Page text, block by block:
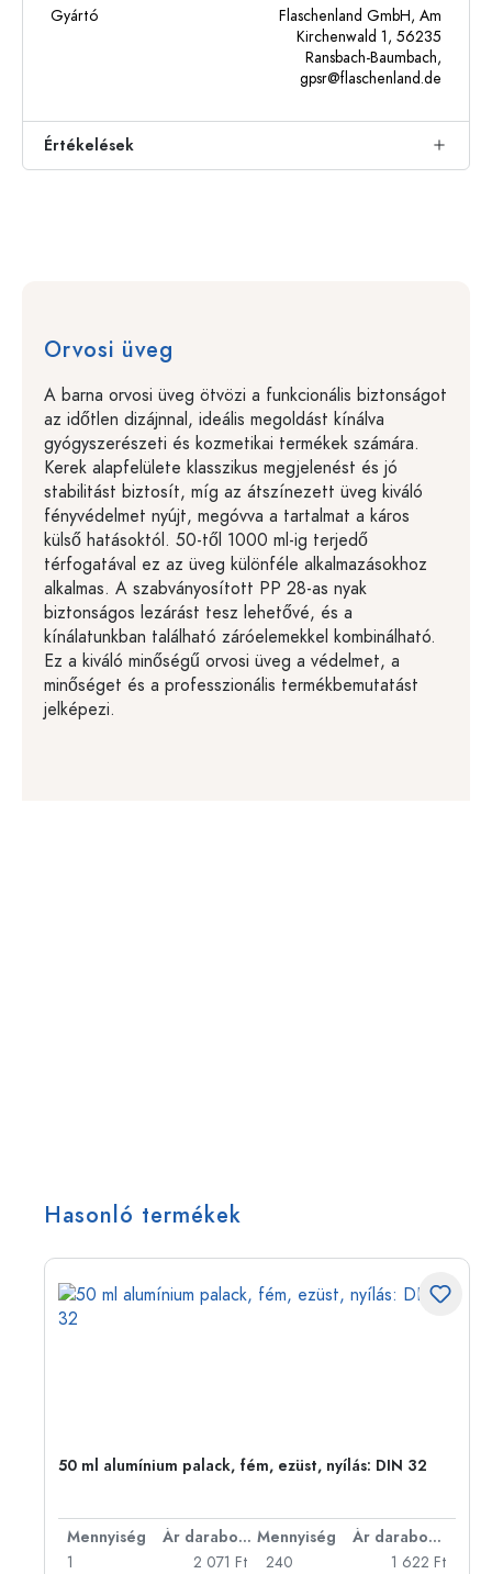
Gyártó
Flaschenland GmbH, Am
Kirchenwald 1, 56235
Ransbach-Baumbach,
gpsr@flaschenland.de
Értékelések
Orvosi üveg
A barna orvosi üveg ötvözi a funkcionális biztonságot
az időtlen dizájnnal, ideális megoldást kínálva
gyógyszerészeti és kozmetikai termékek számára.
Kerek alapfelülete klasszikus megjelenést és jó
stabilitást biztosít, míg az átszínezett üveg kiváló
fényvédelmet nyújt, megóvva a tartalmat a káros
külső hatásoktól. 50-től 1000 ml-ig terjedő
térfogatával ez az üveg különféle alkalmazásokhoz
alkalmas. A szabványosított PP 28-as nyak
biztonságos lezárást tesz lehetővé, és a
kínálatunkban található záróelemekkel kombinálható.
Ez a kiváló minőségű orvosi üveg a védelmet, a
minőséget és a professzionális termékbemutatást
jelképezi.
Hasonló termékek
50 ml alumínium palack, fém, ezüst, nyílás: DIN 32
Mennyiség Ár darabonként Mennyiség
Ár darabonként
1
2 071 Ft
240
1 622 Ft